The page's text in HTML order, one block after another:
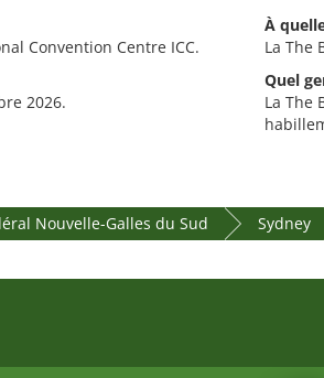
Convention Centre ICC.
2026.
À
La The
Quel
La The
Nouvelle-Galles du Sud Sydney